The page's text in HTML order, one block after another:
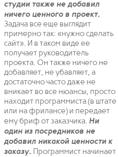
студии также не добавил
ничего ценного в проект.
Задача все еще выглядит
примерно так: «нужно сделать
сайт». И в таком виде ее
получает руководитель
проекта. Он также ничего не
добавляет, не убавляет, а
достаточно часто даже не
вникает во все нюансы, просто
находит программиста (в штате
или на фрилансе) и передает
ему бриф от заказчика. Ни
один из посредников не
добавил никакой ценности к
заказу.
Программист начинает